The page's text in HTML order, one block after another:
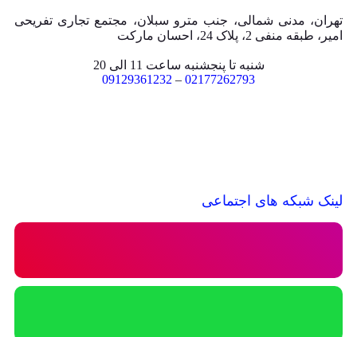
تهران، مدنی شمالی، جنب مترو سبلان، مجتمع تجاری تفریحی
امیر، طبقه منفی 2، پلاک 24، احسان مارکت
شنبه تا پنجشنبه ساعت 11 الی 20
02177262793
–
09129361232
لینک شبکه های اجتماعی